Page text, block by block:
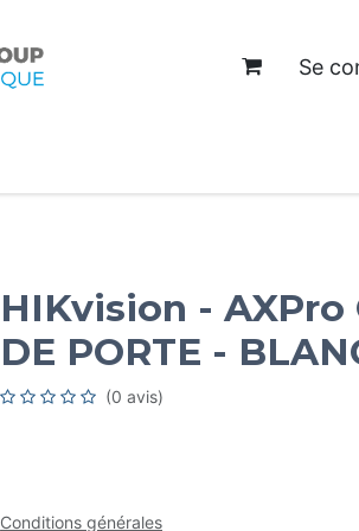
Se
HIKvision - AXPro
DE PORTE -
(0 avis)
Conditions générales